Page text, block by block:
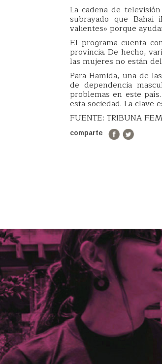
La cadena de
subrayado que
valientes» porque
El programa cuenta
provincia. De hecho,
las mujeres no están
Para Hamida, una de
de dependencia
problemas en este
esta sociedad. La clave
FUENTE: TRIBUNA
comparte